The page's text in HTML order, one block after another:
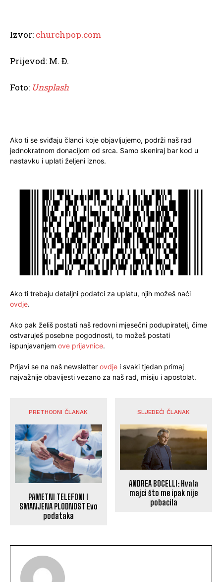
Izvor: churchpop.com
Prijevod: M. Đ.
Foto: Unsplash
Ako ti se sviđaju članci koje objavljujemo, podrži naš rad
jednokratnom donacijom od srca. Samo skeniraj bar kod u
nastavku i uplati željeni iznos.
Ako ti trebaju detaljni podatci za uplatu, njih možeš naći
ovdje.
Ako pak želiš postati naš redovni mjesečni podupiratelj, čime
ostvaruješ posebne pogodnosti, to možeš postati
ispunjavanjem ove prijavnice.
Prijavi se na naš newsletter ovdje i svaki tjedan primaj
najvažnije obavijesti vezano za naš rad, misiju i apostolat.
PRETHODNI ČLANAK
PAMETNI TELEFONI I
SMANJENA PLODNOST Evo
podataka
SLJEDEĆI ČLANAK
ANDREA BOCELLI: Hvala
majci što me ipak nije
pobacila